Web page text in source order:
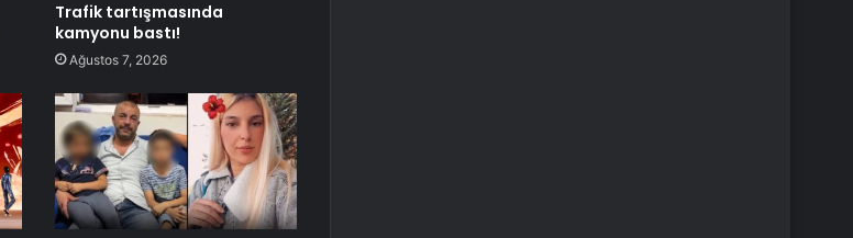
Trafik tartışmasında
kamyonu bastı!
Ağustos 7, 2026